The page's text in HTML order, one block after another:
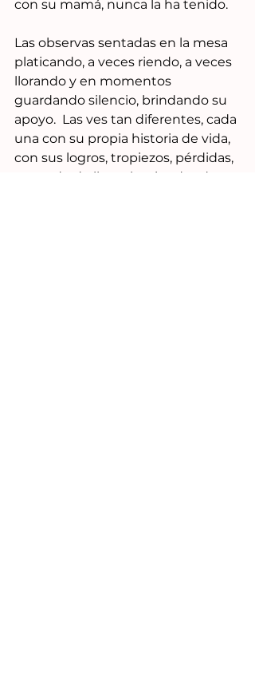
con su mamá, nunca la ha tenido.
Las observas sentadas en la mesa
platicando, a veces riendo, a veces
llorando y en momentos
guardando silencio, brindando su
apoyo.  Las ves tan diferentes, cada
una con su propia historia de vida,
con sus logros, tropiezos, pérdidas,
tratando de llevar las riendas de su